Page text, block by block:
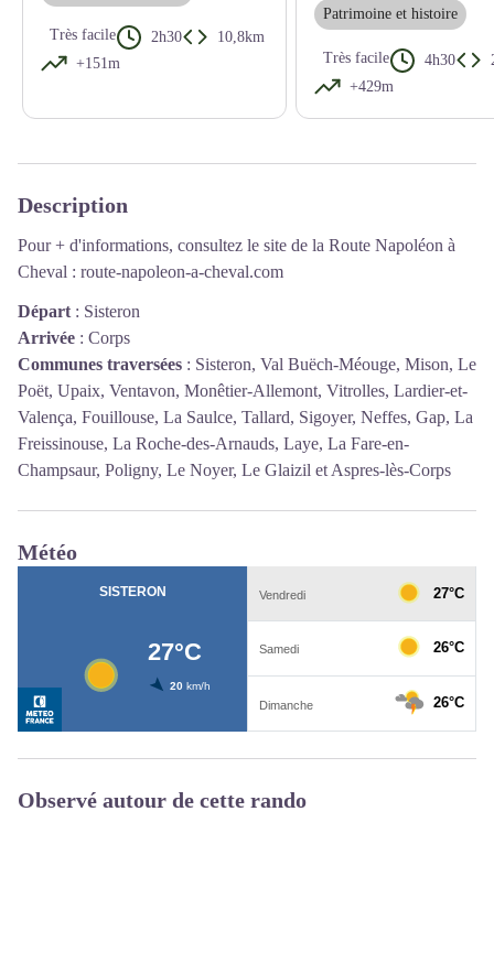
Très facile 2h30
10,8km
+151m
Patrimoine et histoire
Très facile 4h30
+429m
Description
Pour + d'informations, consultez le site de la Route Napoléon à
Cheval : route-napoleon-a-cheval.com
Départ : Sisteron
Arrivée : Corps
Communes traversées : Sisteron, Val Buëch-Méouge, Mison, Le
Poët, Upaix, Ventavon, Monêtier-Allemont, Vitrolles, Lardier-et-
Valença, Fouillouse, La Saulce, Tallard, Sigoyer, Neffes, Gap, La
Freissinouse, La Roche-des-Arnauds, Laye, La Fare-en-
Champsaur, Poligny, Le Noyer, Le Glaizil et Aspres-lès-Corps
Météo
Observé autour de cette rando